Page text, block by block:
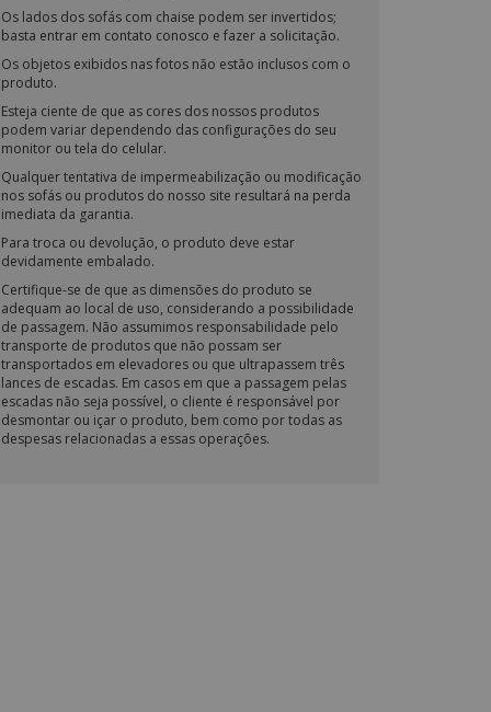
Os lados dos sofás com chaise podem ser invertidos;
basta entrar em contato conosco e fazer a solicitação.
Os objetos exibidos nas fotos não estão inclusos com o
produto.
Esteja ciente de que as cores dos nossos produtos
podem variar dependendo das configurações do seu
monitor ou tela do celular.
Qualquer tentativa de impermeabilização ou modificação
nos sofás ou produtos do nosso site resultará na perda
imediata da garantia.
Para troca ou devolução, o produto deve estar
devidamente embalado.
Certifique-se de que as dimensões do produto se
adequam ao local de uso, considerando a possibilidade
de passagem. Não assumimos responsabilidade pelo
transporte de produtos que não possam ser
transportados em elevadores ou que ultrapassem três
lances de escadas. Em casos em que a passagem pelas
escadas não seja possível, o cliente é responsável por
desmontar ou içar o produto, bem como por todas as
despesas relacionadas a essas operações.